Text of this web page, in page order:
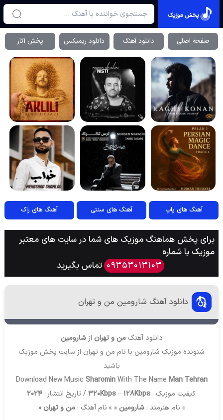
پخش موزیک
صفحه اصلی دانلود آهنگ دانلود ریمیکس پخش آثار
آهنگ های پاپ آهنگ های سنتی آهنگ های راک
برای پخش هماهنگ موزیک های شما در سایت های معتبر
موزیک با شماره
09353013103 تماس بگیرید
دانلود آهنگ شارومین من و تهران
دانلود آهنگ من و تهران ازشارومین
شنونده موزیک شارومین با نام من و تهران از سایت پخش موزیک
باشید
Download New Music SharominWith The Name Man Tehran
کیفیت موزیک : 320Kbps – 128Kbps / تاریخ انتشار : 2024
» نام هنرمند :شارومین « » نام آهنگ :من و تهران «